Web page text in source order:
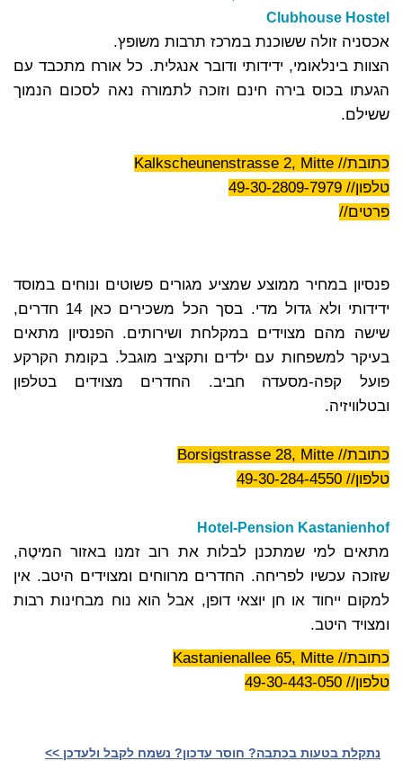
Clubhouse Hostel
אכסניה זולה ששוכנת במרכז תרבות משופץ.
הצוות בינלאומי, ידידותי ודובר אנגלית. כל אורח מתכבד עם
הגעתו בכוס בירה חינם וזוכה לתמורה נאה לסכום הנמוך
ששילם.
כתובת// Kalkscheunenstrasse 2, Mitte
טלפון// 49-30-2809-7979
פרטים//
פנסיון במחיר ממוצע שמציע מגורים פשוטים ונוחים במוסד
ידידותי ולא גדול מדי. בסך הכל משכירים כאן 14 חדרים,
שישה מהם מצוידים במקלחת ושירותים. הפנסיון מתאים
בעיקר למשפחות עם ילדים ותקציב מוגבל. בקומת הקרקע
פועל קפה-מסעדה חביב. החדרים מצוידים בטלפון
ובטלוויזיה.
כתובת// Borsigstrasse 28, Mitte
טלפון// 49-30-284-4550
Hotel-Pension Kastanienhof
מתאים למי שמתכנן לבלות את רוב זמנו באזור המיטֶה,
שזוכה עכשיו לפריחה. החדרים מרווחים ומצוידים היטב. אין
למקום ייחוד או חן יוצאי דופן, אבל הוא נוח מבחינות רבות
ומצויד היטב.
כתובת// Kastanienallee 65, Mitte
טלפון// 49-30-443-050
נתקלת בטעות בכתבה? חוסר עדכון? נשמח לקבל ולעדכן >>‎